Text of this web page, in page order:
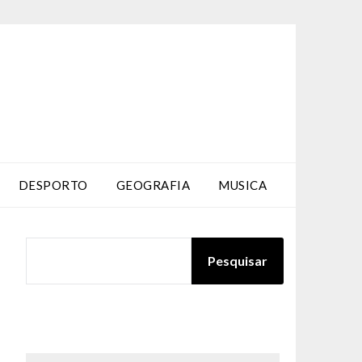
DESPORTO GEOGRAFIA MUSICA
Pesquisar